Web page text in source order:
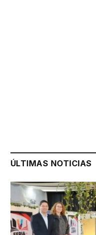
ÚLTIMAS NOTICIAS